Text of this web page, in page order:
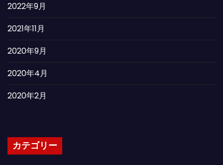
2022年9月
2021年11月
2020年9月
2020年4月
2020年2月
カテゴリー